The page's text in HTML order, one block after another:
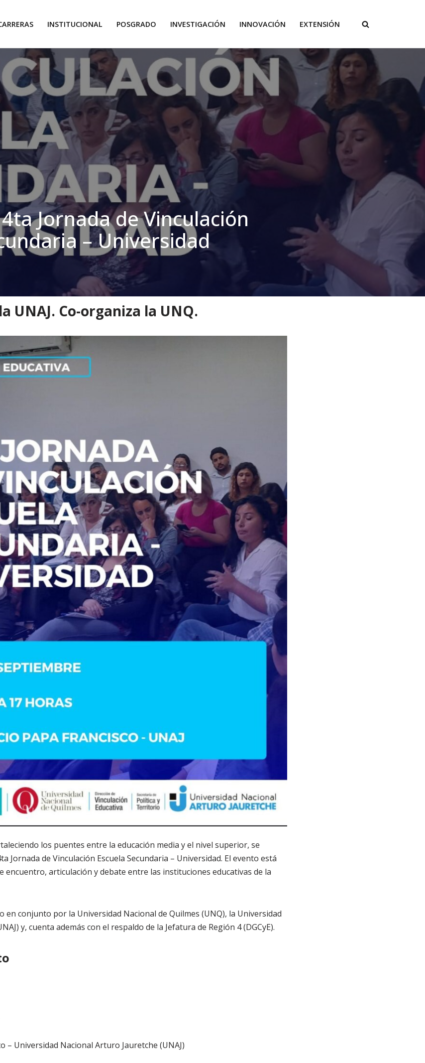
INSTITUCIONAL POSGRADO INVESTIGACIÓN INNOVACIÓN EXTENSIÓN
Jornada de Vinculación
– Universidad
viene la 4ta Jornada de Vinculación Escuela Secundaria – Universidad
UNAJ. Co-organiza la UNQ.
los puentes entre la educación media y el nivel superior, se
Jornada de Vinculación Escuela Secundaria – Universidad. El evento está
encuentro, articulación y debate entre las instituciones educativas de la
en conjunto por la Universidad Nacional de Quilmes (UNQ), la Universidad
y, cuenta además con el respaldo de la Jefatura de Región 4 (DGCyE).
– Universidad Nacional Arturo Jauretche (UNAJ)